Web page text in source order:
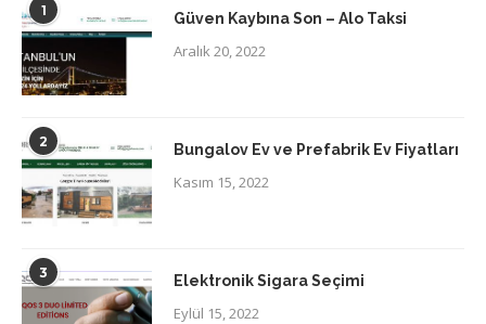
1 Güven Kaybına Son – Alo Taksi
Aralık 20, 2022
2 Bungalov Ev ve Prefabrik Ev Fiyatları
Kasım 15, 2022
3 Elektronik Sigara Seçimi
Eylül 15, 2022